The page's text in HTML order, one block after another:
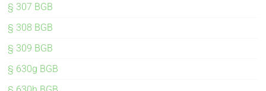
§ 307 BGB
§ 308 BGB
§ 309 BGB
§ 630g BGB